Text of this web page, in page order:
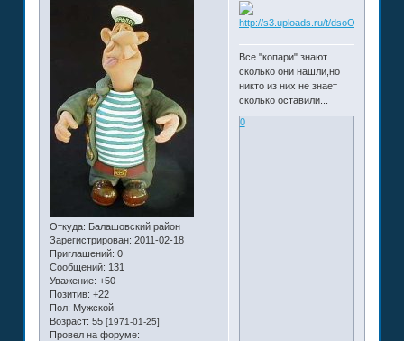
Откуда: Балашовский район
Зарегистрирован: 2011-02-18
Приглашений: 0
Сообщений: 131
Уважение: +50
Позитив: +22
Пол: Мужской
Возраст: 55 [1971-01-25]
Провел на форуме:
Все "копари" знают
сколько они нашли,но
никто из них не знает
сколько оставили...
0